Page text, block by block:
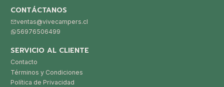
CONTÁCTANOS
ventas@vivecampers.cl
56976506499
SERVICIO AL CLIENTE
Contacto
Términos y Condiciones
Política de Privacidad